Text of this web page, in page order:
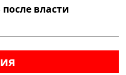
власти